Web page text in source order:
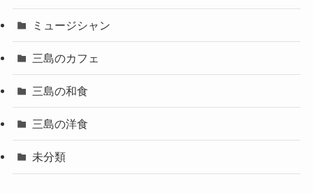
ミュージシャン
三島のカフェ
三島の和食
三島の洋食
未分類